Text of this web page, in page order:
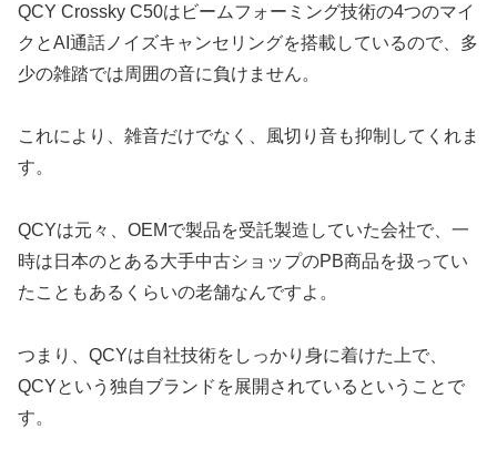
QCY Crossky C50はビームフォーミング技術の4つのマイ
クとAI通話ノイズキャンセリングを搭載しているので、多
少の雑踏では周囲の音に負けません。
これにより、雑音だけでなく、風切り音も抑制してくれま
す。
QCYは元々、OEMで製品を受託製造していた会社で、一
時は日本のとある大手中古ショップのPB商品を扱ってい
たこともあるくらいの老舗なんですよ。
つまり、QCYは自社技術をしっかり身に着けた上で、
QCYという独自ブランドを展開されているということで
す。